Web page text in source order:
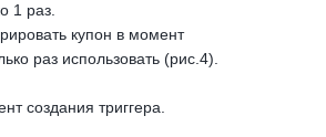
1 раз.
купон в момент
раз использовать (рис.4).
создания триггера.